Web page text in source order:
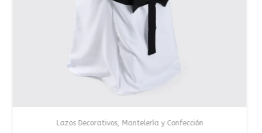
Lazos Decorativos,Mantelería y Confección